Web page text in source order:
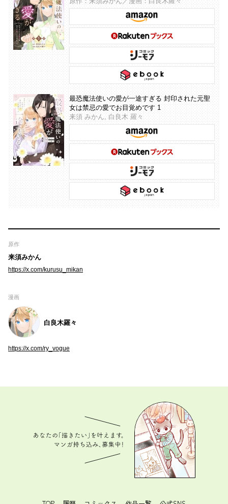
最恐魔法使いの愛が一途すぎる 封印された元聖
女は禁忌の愛でお目覚めです 1
来須 みかん, 白良木 羅々
原作
来須みかん
https://x.com/kurusu_mikan
漫画
白良木羅々
https://x.com/ry_vogue
あなたの「描きたい」を叶えます。 マンガ持ち込
み、募集中！